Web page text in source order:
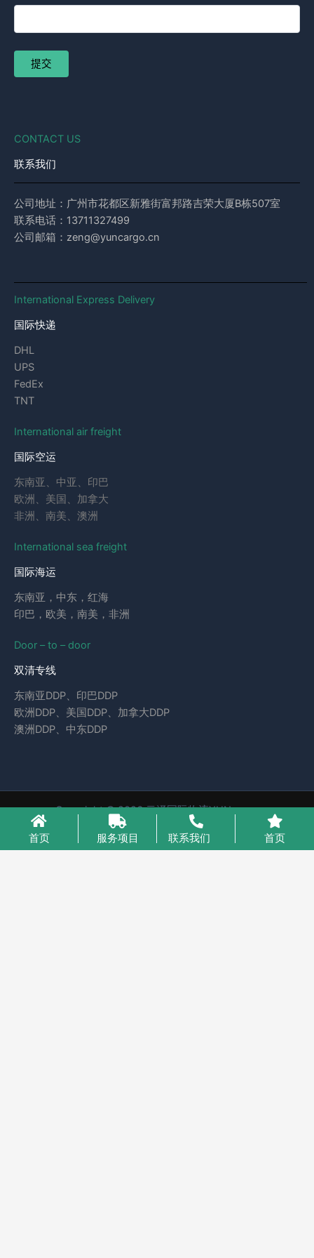
CONTACT US
联系我们
公司地址：广州市花都区新雅街富邦路吉荣大厦B栋507室
联系电话：13711327499
公司邮箱：zeng@yuncargo.cn
International Express Delivery
国际快递
DHL
UPS
FedEx
TNT
International air freight
国际空运
东南亚、中亚、印巴
欧洲、美国、加拿大
非洲、南美、澳洲
International sea freight
国际海运
东南亚，中东，红海
印巴，欧美，南美，非洲
Door – to – door
双清专线
东南亚DDP、印巴DDP
欧洲DDP、美国DDP、加拿大DDP
澳洲DDP、中东DDP
Copyright © 2026 云泽国际物流YUNcargo
粤ICP备2023046221号-1
首页 服务项目 联系我们 首页